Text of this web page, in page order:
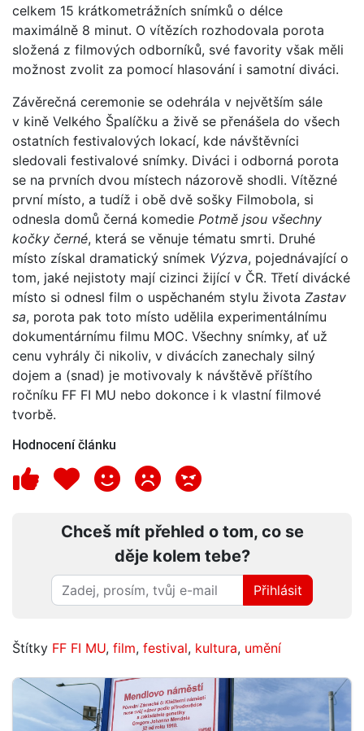
celkem 15 krátkometrážních snímků o délce
maximálně 8 minut. O vítězích rozhodovala porota
složená z filmových odborníků, své favority však měli
možnost zvolit za pomocí hlasování i samotní diváci.
Závěrečná ceremonie se odehrála v největším sále
v kině Velkého Špalíčku a živě se přenášela do všech
ostatních festivalových lokací, kde návštěvníci
sledovali festivalové snímky. Diváci i odborná porota
se na prvních dvou místech názorově shodli. Vítězné
první místo, a tudíž i obě dvě sošky Filmobola, si
odnesla domů černá komedie Potmě jsou všechny
kočky černé, která se věnuje tématu smrti. Druhé
místo získal dramatický snímek Výzva, pojednávající o
tom, jaké nejistoty mají cizinci žijící v ČR. Třetí divácké
místo si odnesl film o uspěchaném stylu života Zastav
sa, porota pak toto místo udělila experimentálnímu
dokumentárnímu filmu MOC. Všechny snímky, ať už
cenu vyhrály či nikoliv, v divácích zanechaly silný
dojem a (snad) je motivovaly k návštěvě příštího
ročníku FF FI MU nebo dokonce i k vlastní filmové
tvorbě.
Hodnocení článku
Chceš mít přehled o tom, co se
děje kolem tebe?
Přihlásit
Štítky FF FI MU, film, festival, kultura, umění